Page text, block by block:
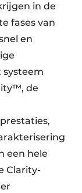
in de
fases van
en
systeem
de
een hele
Clarity-